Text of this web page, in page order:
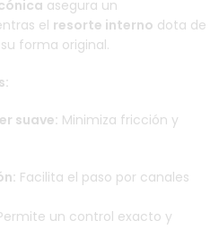
asegura un
el resorte interno dota de
forma original.
suave: Minimiza fricción y
Facilita el paso por canales
un control exacto y